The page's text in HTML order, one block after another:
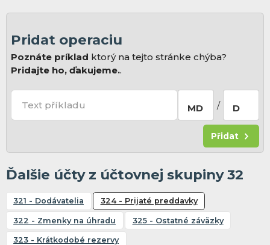
Pridat operaciu
Poznáte príklad ktorý na tejto stránke chýba?
Pridajte ho, ďakujeme..
Text příkladu MD / D
Přidat
Ďalšie účty z účtovnej skupiny 32
321 - Dodávatelia 324 - Prijaté preddavky
322 - Zmenky na úhradu 325 - Ostatné záväzky
323 - Krátkodobé rezervy